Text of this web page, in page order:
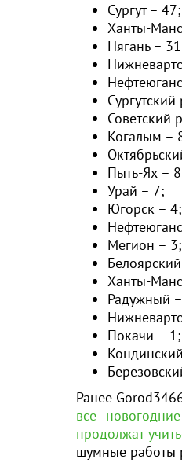
Сургут – 47;
Ханты-
Нягань –
Советский
Когалым –
Пыть-Ях –
Урай – 7;
Югорск – 4;
Мегион – 3;
Ханты-
Радужный
Покачи – 1;
Ранее
все
продолжат
шумные работы